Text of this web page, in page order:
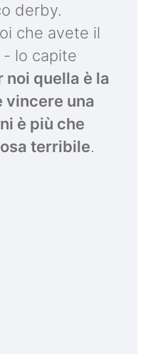
derby.
che avete il
- lo capite
noi quella è la
vincere una
è più che
terribile.